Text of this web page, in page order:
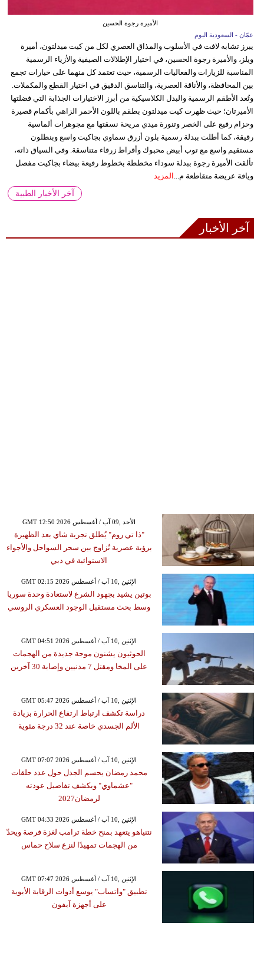
الأميرة رجوة الحسين
عمّان - السعودية اليوم
يبرز تشابه لافت في الأسلوب والمذاق العصري لكل من كيت ميدلتون، أميرة
ويلز، والأميرة رجوة الحسين، في اختيار الإطلالات الصيفية والأزياء الرسمية
المناسبة للزيارات والفعاليات الرسمية، حيث تعتمد كل منهما على خيارات تجمع
بين المحافظة، والأناقة العصرية، والتناسق الدقيق في اختيار القطع والمكملات.
وتُعد الأطقم الرسمية والبدل الكلاسيكية من أبرز الاختيارات الجذابة التي فضلتها
الأميرتان؛ حيث ظهرت كيت ميدلتون بطقم باللون الأحمر الزاهي بأكمام قصيرة
وحزام رفيع على الخصر وتنورة ميدي مريحة نسقتها مع مجوهرات ألماسية
رقيقة، كما أطلت ببدلة رسمية بلون أزرق سماوي بجاكيت واسع وبنطلون
مستقيم واسع مع توب أبيض محبوك وأقراط زرقاء متناسقة. وفي السياق ذاته،
تألقت الأميرة رجوة ببدلة سوداء مخططة بخطوط رفيعة بيضاء بجاكيت مفصل
وياقة عريضة متقاطعة م... المزيد
آخر الأخبار الطبية
آخر الأخبار
GMT 12:50 2026 الأحد ,09 آب / أغسطس
"ذا تي روم" يُطلق تجربة شاي بعد الظهيرة
برؤية عصرية تُزاوج بين سحر السواحل والأجواء
الاستوائية في دبي
GMT 02:15 2026 الإثنين ,10 آب / أغسطس
بوتين يشيد بجهود الشرع لاستعادة وحدة سوريا
وسط بحث مستقبل الوجود العسكري الروسي
GMT 04:51 2026 الإثنين ,10 آب / أغسطس
الحوثيون يشنون موجة جديدة من الهجمات
على المخا ومقتل 7 مدنيين وإصابة 30 آخرين
GMT 05:47 2026 الإثنين ,10 آب / أغسطس
دراسة تكشف ارتباط ارتفاع الحرارة بزيادة
الألم الجسدي خاصة عند 32 درجة مئوية
GMT 07:07 2026 الإثنين ,10 آب / أغسطس
محمد رمضان يحسم الجدل حول عدد حلقات
"عشماوي" ويكشف تفاصيل عودته
لرمضان2027
GMT 04:33 2026 الإثنين ,10 آب / أغسطس
نتنياهو يتعهد بمنح خطة ترامب لغزة فرصة ويحدّ
من الهجمات تمهيدًا لنزع سلاح حماس
GMT 07:47 2026 الإثنين ,10 آب / أغسطس
تطبيق "واتساب" يوسع أدوات الرقابة الأبوية
على أجهزة آيفون